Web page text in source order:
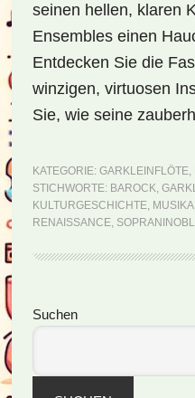
seinen hellen, klaren
Ensembles einen
Entdecken Sie die
winzigen, virtuosen
Sie, wie seine
KATEGORIE: GARKLEINFLÖTE,
STICHWORTE: BAROCK,
KULTURGESCHICHTE,
RENAISSANCE,
Seitenspalte
Suchen